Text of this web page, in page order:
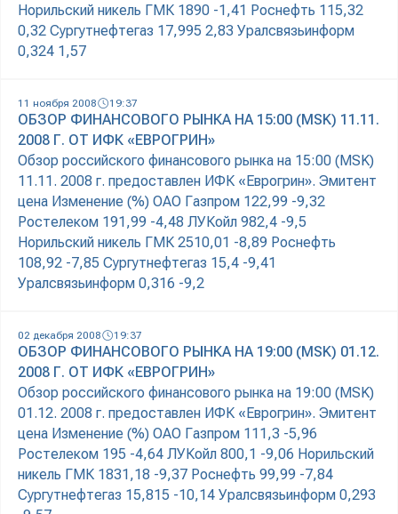
Норильский никель ГМК 1890 -1,41 Роснефть 115,32
0,32 Сургутнефтегаз 17,995 2,83 Уралсвязьинформ
0,324 1,57
11 ноября 2008 19:37
ОБЗОР ФИНАНСОВОГО РЫНКА НА 15:00 (MSK) 11.11.
2008 Г. ОТ ИФК «ЕВРОГРИН»
Обзор российского финансового рынка на 15:00 (MSK)
11.11. 2008 г. предоставлен ИФК «Еврогрин». Эмитент
цена Изменение (%) ОАО Газпром 122,99 -9,32
Ростелеком 191,99 -4,48 ЛУКойл 982,4 -9,5
Норильский никель ГМК 2510,01 -8,89 Роснефть
108,92 -7,85 Сургутнефтегаз 15,4 -9,41
Уралсвязьинформ 0,316 -9,2
02 декабря 2008 19:37
ОБЗОР ФИНАНСОВОГО РЫНКА НА 19:00 (MSK) 01.12.
2008 Г. ОТ ИФК «ЕВРОГРИН»
Обзор российского финансового рынка на 19:00 (MSK)
01.12. 2008 г. предоставлен ИФК «Еврогрин». Эмитент
цена Изменение (%) ОАО Газпром 111,3 -5,96
Ростелеком 195 -4,64 ЛУКойл 800,1 -9,06 Норильский
никель ГМК 1831,18 -9,37 Роснефть 99,99 -7,84
Сургутнефтегаз 15,815 -10,14 Уралсвязьинформ 0,293